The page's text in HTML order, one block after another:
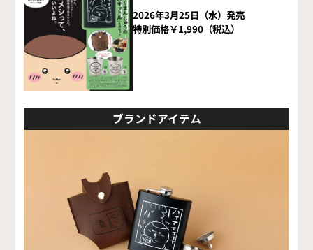
2026年3月25日（水）発売
特別価格￥1,990（税込）
ブランドアイテム